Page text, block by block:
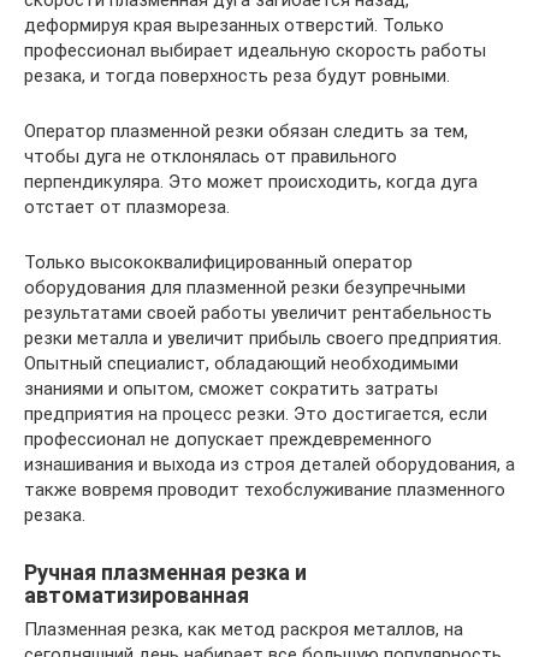
деформируя края вырезанных отверстий. Только
профессионал выбирает идеальную скорость работы
резака, и тогда поверхность реза будут ровными.
Оператор плазменной резки обязан следить за тем,
чтобы дуга не отклонялась от правильного
перпендикуляра. Это может происходить, когда дуга
отстает от плазмореза.
Только высококвалифицированный оператор
оборудования для плазменной резки безупречными
результатами своей работы увеличит рентабельность
резки металла и увеличит прибыль своего предприятия.
Опытный специалист, обладающий необходимыми
знаниями и опытом, сможет сократить затраты
предприятия на процесс резки. Это достигается, если
профессионал не допускает преждевременного
изнашивания и выхода из строя деталей оборудования, а
также вовремя проводит техобслуживание плазменного
резака.
Ручная плазменная резка и
автоматизированная
Плазменная резка, как метод раскроя металлов, на